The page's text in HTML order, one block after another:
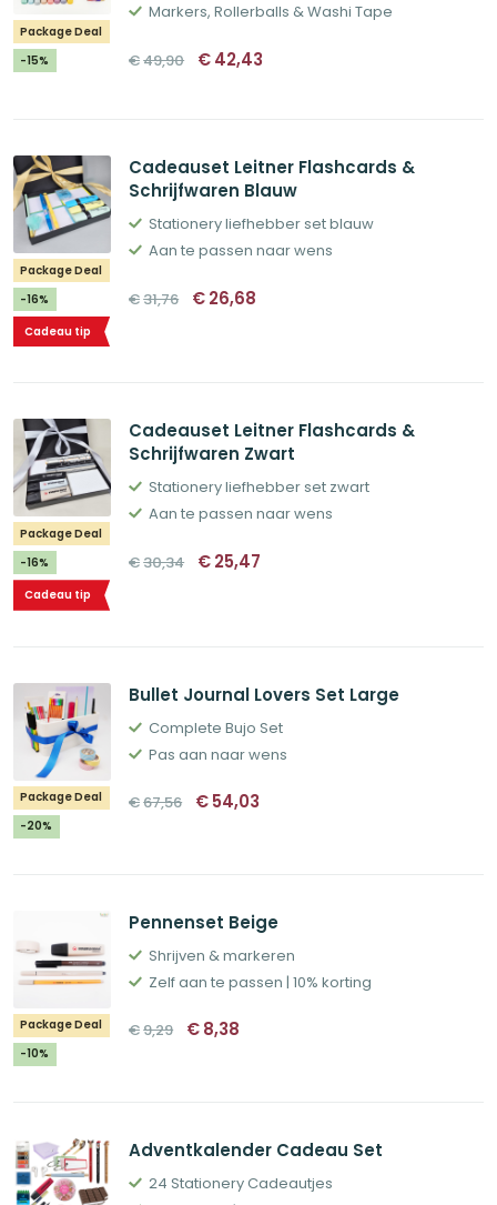
Package Deal
-15%
Markers, Rollerballs & Washi Tape
€49,90 Oorspronkelijke
prijs
€42,43
Package Deal
-16%
Cadeau tip
Cadeauset Leitner Flashcards &
Schrijfwaren Blauw
Stationery liefhebber set blauw
Aan te passen naar wens
€31,76 Oorspronkelijke
prijs
€26,68
Package Deal
-16%
Cadeau tip
Cadeauset Leitner Flashcards &
Schrijfwaren Zwart
Stationery liefhebber set zwart
Aan te passen naar wens
€30,34 Oorspronkelijke
prijs
€25,47
Package Deal
-20%
Bullet Journal Lovers Set Large
Complete Bujo Set
Pas aan naar wens
€67,56 Oorspronkelijke
prijs
€54,03
Package Deal
-10%
Pennenset Beige
Shrijven & markeren
Zelf aan te passen | 10% korting
€9,29 Oorspronkelijke
prijs
€8,38
Adventkalender Cadeau Set
24 Stationery Cadeautjes